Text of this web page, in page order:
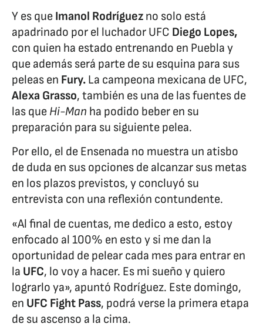
Y es que Imanol Rodríguez no solo está
apadrinado por el luchador UFC Diego Lopes,
con quien ha estado entrenando en Puebla y
que además será parte de su esquina para sus
peleas en Fury. La campeona mexicana de UFC,
Alexa Grasso, también es una de las fuentes de
las que Hi-Man ha podido beber en su
preparación para su siguiente pelea.
Por ello, el de Ensenada no muestra un atisbo
de duda en sus opciones de alcanzar sus metas
en los plazos previstos, y concluyó su
entrevista con una reflexión contundente.
«Al final de cuentas, me dedico a esto, estoy
enfocado al 100% en esto y si me dan la
oportunidad de pelear cada mes para entrar en
la UFC, lo voy a hacer. Es mi sueño y quiero
lograrlo ya», apuntó Rodríguez. Este domingo,
en UFC Fight Pass, podrá verse la primera etapa
de su ascenso a la cima.